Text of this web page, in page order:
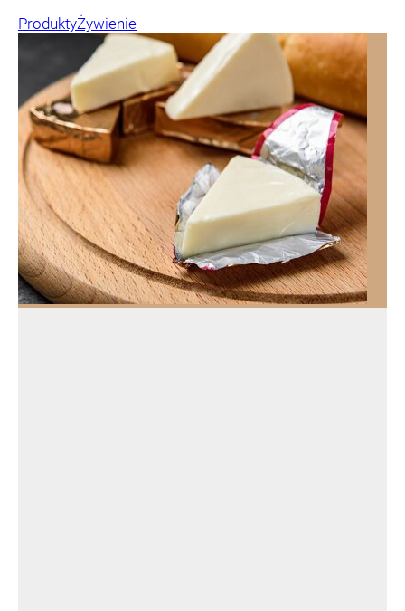
ProduktyŻywienie